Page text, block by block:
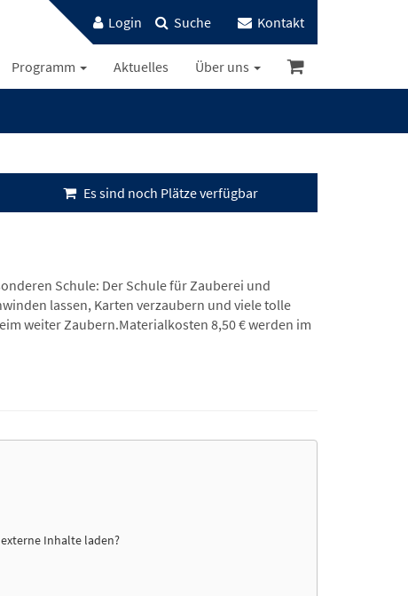
Login Suche Kontakt
Programm Aktuelles Über uns
Es sind noch Plätze verfügbar
Schule: Der Schule für Zauberei und
lassen, Karten verzaubern und viele tolle
weiter Zaubern.Materialkosten 8,50 € werden im
Inhalte laden?